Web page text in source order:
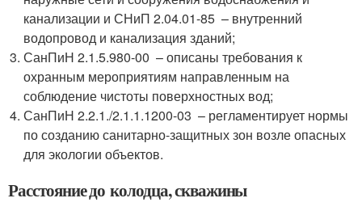
канализации и СНиП 2.04.01-85 – внутренний
водопровод и канализация зданий;
СанПиН 2.1.5.980-00 – описаны требования к
охранным мероприятиям направленным на
соблюдение чистоты поверхностных вод;
СанПиН 2.2.1./2.1.1.1200-03 – регламентирует нормы
по созданию санитарно-защитных зон возле опасных
для экологии объектов.
Расстояние до колодца, скважины